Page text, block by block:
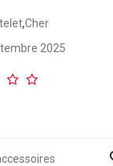
,Cher
2025